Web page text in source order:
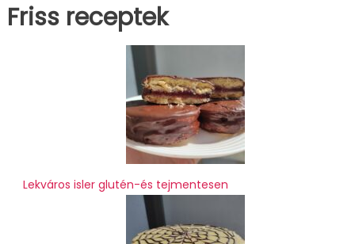
Friss receptek
Lekváros isler glutén-és tejmentesen